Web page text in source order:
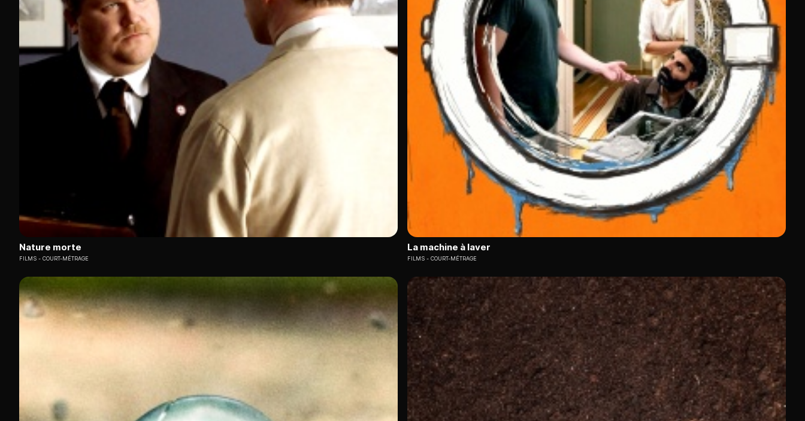
Nature morte
FILMS COURT-MÉTRAGE
La machine à laver
FILMS COURT-MÉTRAGE